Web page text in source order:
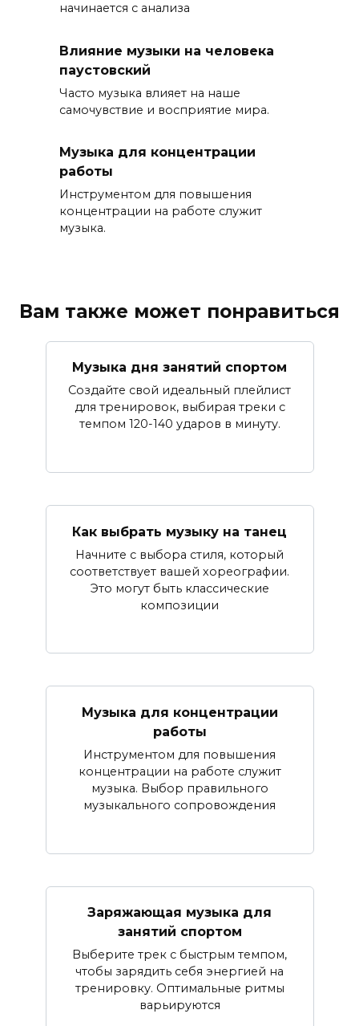
начинается с анализа
Влияние музыки на человека
паустовский
Часто музыка влияет на наше
самочувствие и восприятие мира.
Музыка для концентрации
работы
Инструментом для повышения
концентрации на работе служит
музыка.
Вам также может понравиться
Музыка дня занятий спортом
Создайте свой идеальный плейлист
для тренировок, выбирая треки с
темпом 120-140 ударов в минуту.
Как выбрать музыку на танец
Начните с выбора стиля, который
соответствует вашей хореографии.
Это могут быть классические
композиции
Музыка для концентрации
работы
Инструментом для повышения
концентрации на работе служит
музыка. Выбор правильного
музыкального сопровождения
Заряжающая музыка для
занятий спортом
Выберите трек с быстрым темпом,
чтобы зарядить себя энергией на
тренировку. Оптимальные ритмы
варьируются